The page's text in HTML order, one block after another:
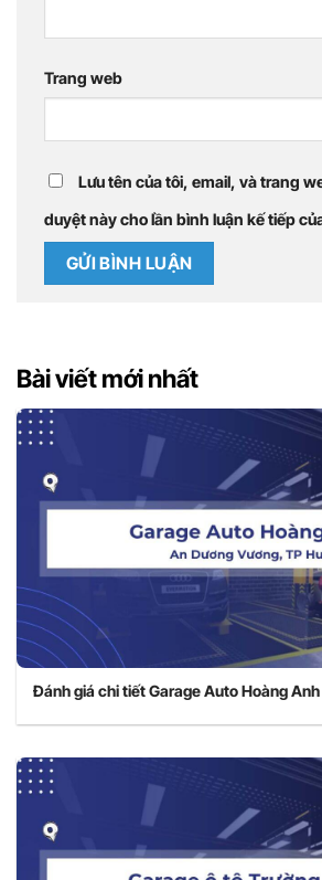
Trang web
Lưu tên của tôi, email, và trang
duyệt này cho lần bình luận kế tiếp
Bài viết mới nhất
Đánh giá chi tiết Garage Auto Hoàng